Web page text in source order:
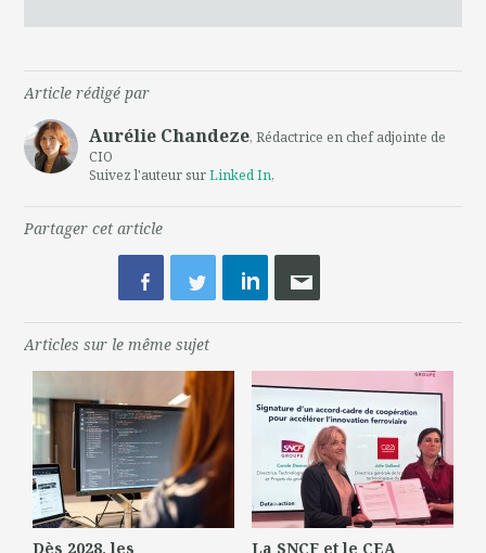
Article rédigé par
Aurélie Chandeze, Rédactrice en chef adjointe de
CIO
Suivez l'auteur surLinked In,
Partager cet article
Articles sur le même sujet
Dès 2028, les La SNCF et le CEA